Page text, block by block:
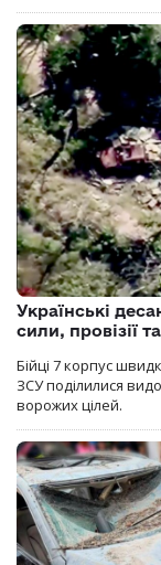
Українські
сили, провізії
Бійці 7 корпус
ЗСУ поділилися
ворожих цілей.